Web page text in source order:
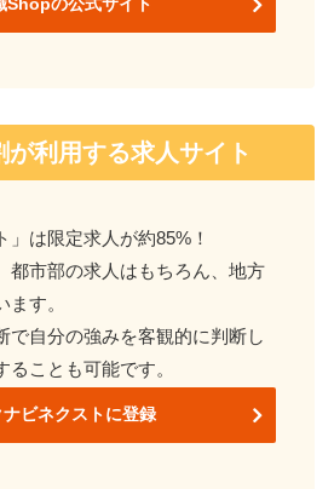
が利用する求人サイト
」は限定求人が約85%！
都市部の求人はもちろん、地方
す。
で自分の強みを客観的に判断し
ことも可能です。
ナビネクストに登録